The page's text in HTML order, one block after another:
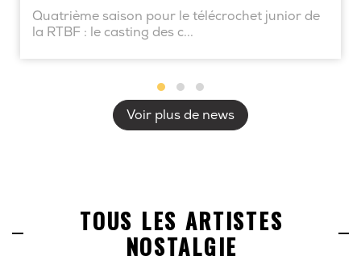
Quatrième saison pour le télécrochet junior de
la RTBF : le casting des c...
Voir plus de news
TOUS LES ARTISTES
NOSTALGIE